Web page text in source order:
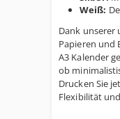
Weiß:
Dank unserer
Papieren und
A3 Kalender
ob
Drucken Sie
Flexibilität